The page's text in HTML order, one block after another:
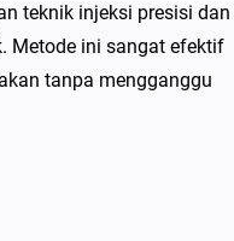
teknik injeksi presisi dan
Metode ini sangat efektif
tanpa mengganggu